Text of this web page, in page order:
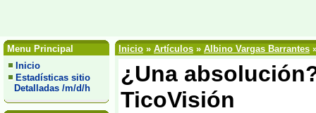
Menu Principal
Inicio
Estadísticas sitio
Detalladas /m/d/h
Inicio » Artículos » Albino Vargas Barrantes
¿Una
TicoVisión